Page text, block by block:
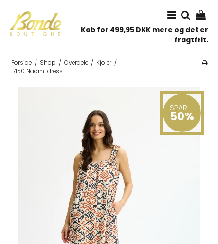
Køb for 499,95 DKK mere og det er
fragtfrit.
Forside / Shop / Overdele / Kjoler /
17150 Naomi dress
SPAR
50%